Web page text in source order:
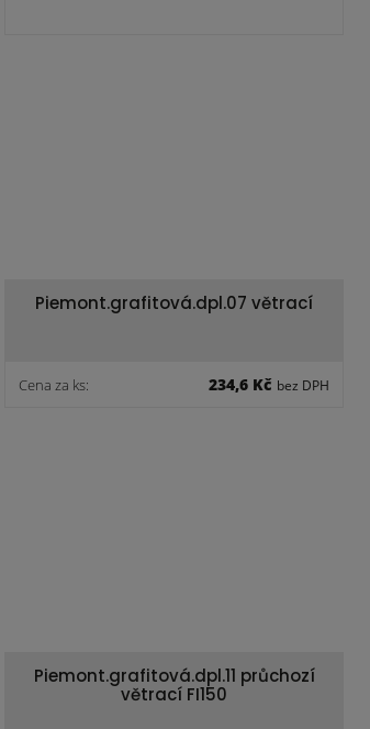
Piemont.grafitová.dpl.07 větrací
Cena za ks: 234,6 Kč bez DPH
Piemont.grafitová.dpl.11 průchozí
větrací FI150